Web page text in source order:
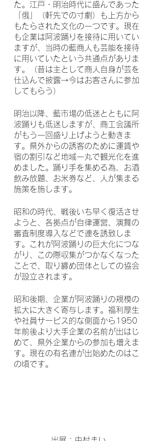
た。江戸・明治時代に盛んであった
「俄」（軒先での寸劇）も上方から
もたらされた文化の一つです。現在
も企業は阿波踊りを接待に用いてい
ますが、当時の藍商人も芸能を接待
に用いていたという共通点がありま
す。（昔は主として商人自身が芸を
仕込んで披露→今はお客さんに参加
してもらう）
明治以降、藍市場の低迷とともに阿
波踊りも低迷しますが、商工会議所
がもう一回盛り上げようと動きま
す。県外からの誘客のために運賃や
宿の割引など地域一丸で観光化を進
めました。踊り手を集める為、お酒
飲み放題、お米券など、人が集まる
施策を施します。
昭和の時代、戦後いち早く復活させ
ようと、各拠点が自律運営、演舞の
審査制度導入などで連を誘致しま
す。これが阿波踊りの巨大化につな
がり、この際収集がつかなくなった
ことで、取り纏め団体としての協会
が設立されます。
昭和後期、企業が阿波踊りの規模の
拡大に大きく寄与します。福利厚生
や社員サービス的な側面から1950
年前後より大手企業の名前が出はじ
めて、県外企業からの参加も増えま
す。現在の有名連が出始めたのはこ
の頃です。